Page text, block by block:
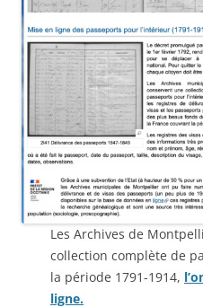
Les Archives de
collection complète de
la période 1791-1914,
ligne.